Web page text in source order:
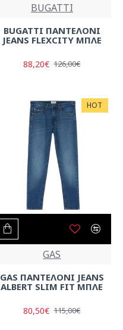
BUGATTI
BUGATTI ΠΑΝΤΕΛΟΝΙ
JEANS FLEXCITY ΜΠΛΕ
88,20€ 126,00€
HOT
GAS
GAS ΠΑΝΤΕΛΟΝΙ JEANS
ALBERT SLIM FIT ΜΠΛΕ
80,50€ 115,00€